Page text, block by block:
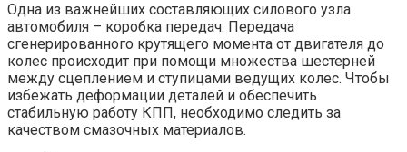
Одна из важнейших составляющих силового узла
автомобиля – коробка передач. Передача
сгенерированного крутящего момента от двигателя до
колес происходит при помощи множества шестерней
между сцеплением и ступицами ведущих колес. Чтобы
избежать деформации деталей и обеспечить
стабильную работу КПП, необходимо следить за
качеством смазочных материалов.